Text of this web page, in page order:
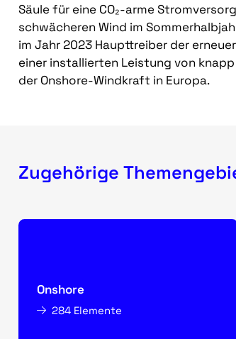
Säule für eine CO₂-arme
schwächeren Wind im
im Jahr 2023 Haupttreiber der
einer installierten Leistung von
der Onshore-Windkraft in Europa.
Zugehörige
Onshore
284 Elemente